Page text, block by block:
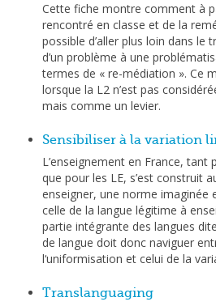
Cette fiche montre comment à
rencontré en classe et de la
possible d’aller plus loin dans le
d’un problème à une
termes de « re-médiation ». Ce
lorsque la L2 n’est pas
mais comme un levier.
Sensibiliser à la variation
L’enseignement en France, tant
que pour les LE, s’est construit
enseigner, une norme
celle de la langue légitime à
partie intégrante des langues
de langue doit donc naviguer
l‘uniformisation et celui de la
Translanguaging